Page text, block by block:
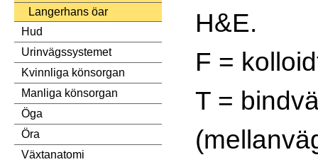
Langerhans öar
Hud
Urinvägssystemet
Kvinnliga könsorgan
Manliga könsorgan
Öga
Öra
Växtanatomi
H&E.
F =
T =